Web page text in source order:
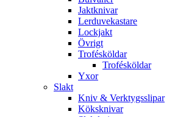
Jaktknivar
Lerduvekastare
Lockjakt
Övrigt
Trofésköldar
Trofésköldar
Yxor
Slakt
Kniv & Verktygsslipar
Köksknivar